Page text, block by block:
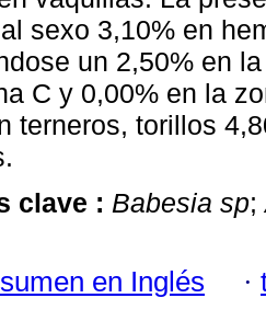
sexo 3,10% en
un 2,50% en
C y 0,00% en la
terneros, torillos
clave : Babesia sp;
en Inglés ·